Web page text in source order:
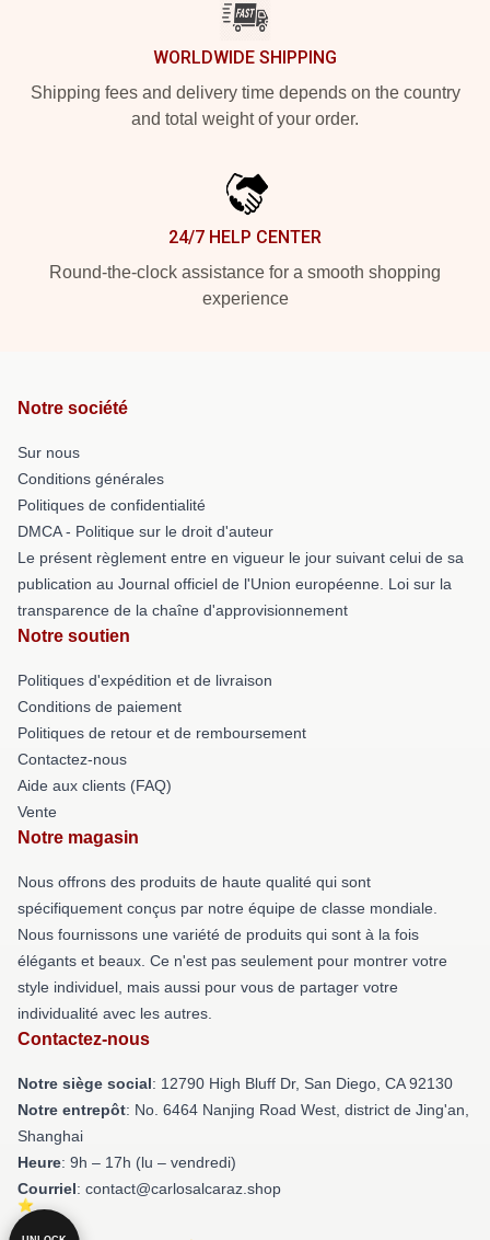
WORLDWIDE SHIPPING
Shipping fees and delivery time depends on the country
and total weight of your order.
24/7 HELP CENTER
Round-the-clock assistance for a smooth shopping
experience
Notre société
Sur nous
Conditions générales
Politiques de confidentialité
DMCA - Politique sur le droit d'auteur
Le présent règlement entre en vigueur le jour suivant celui de sa
publication au Journal officiel de l'Union européenne. Loi sur la
transparence de la chaîne d'approvisionnement
Notre soutien
Politiques d'expédition et de livraison
Conditions de paiement
Politiques de retour et de remboursement
Contactez-nous
Aide aux clients (FAQ)
Vente
Notre magasin
Nous offrons des produits de haute qualité qui sont
spécifiquement conçus par notre équipe de classe mondiale.
Nous fournissons une variété de produits qui sont à la fois
élégants et beaux. Ce n'est pas seulement pour montrer votre
style individuel, mais aussi pour vous de partager votre
individualité avec les autres.
Contactez-nous
Notre siège social: 12790 High Bluff Dr, San Diego, CA 92130
Notre entrepôt: No. 6464 Nanjing Road West, district de Jing'an,
Shanghai
Heure: 9h – 17h (lu – vendredi)
Courriel: contact@carlosalcaraz.shop